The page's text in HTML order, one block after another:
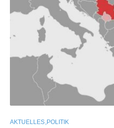
AKTUELLES POLITIK